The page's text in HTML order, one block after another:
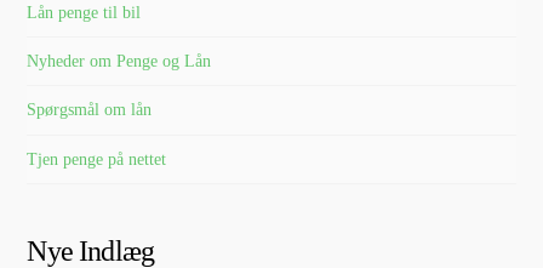
Lån penge til bil
Nyheder om Penge og Lån
Spørgsmål om lån
Tjen penge på nettet
Nye Indlæg